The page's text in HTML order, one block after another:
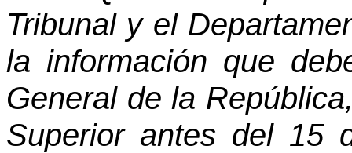
Tribunal y el
la información que
General de la
Superior antes del 15